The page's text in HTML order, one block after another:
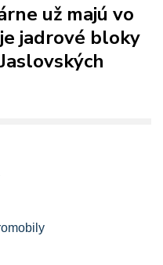
už majú vo
jadrové bloky